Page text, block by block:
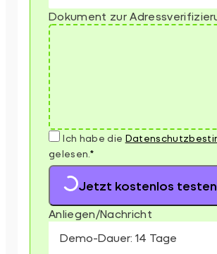
Dokument zur
Ich habe die
gelesen. *
Jetzt kostenlos testen
Anliegen/Nachricht